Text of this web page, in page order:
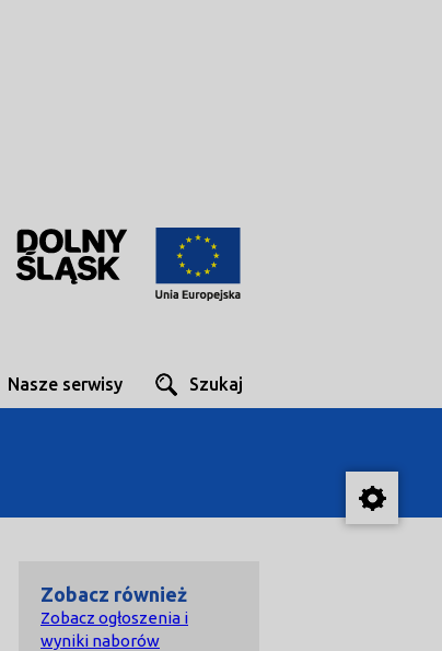
Szukaj
Nasze serwisy
Zobacz również
Zobacz ogłoszenia i
wyniki naborów